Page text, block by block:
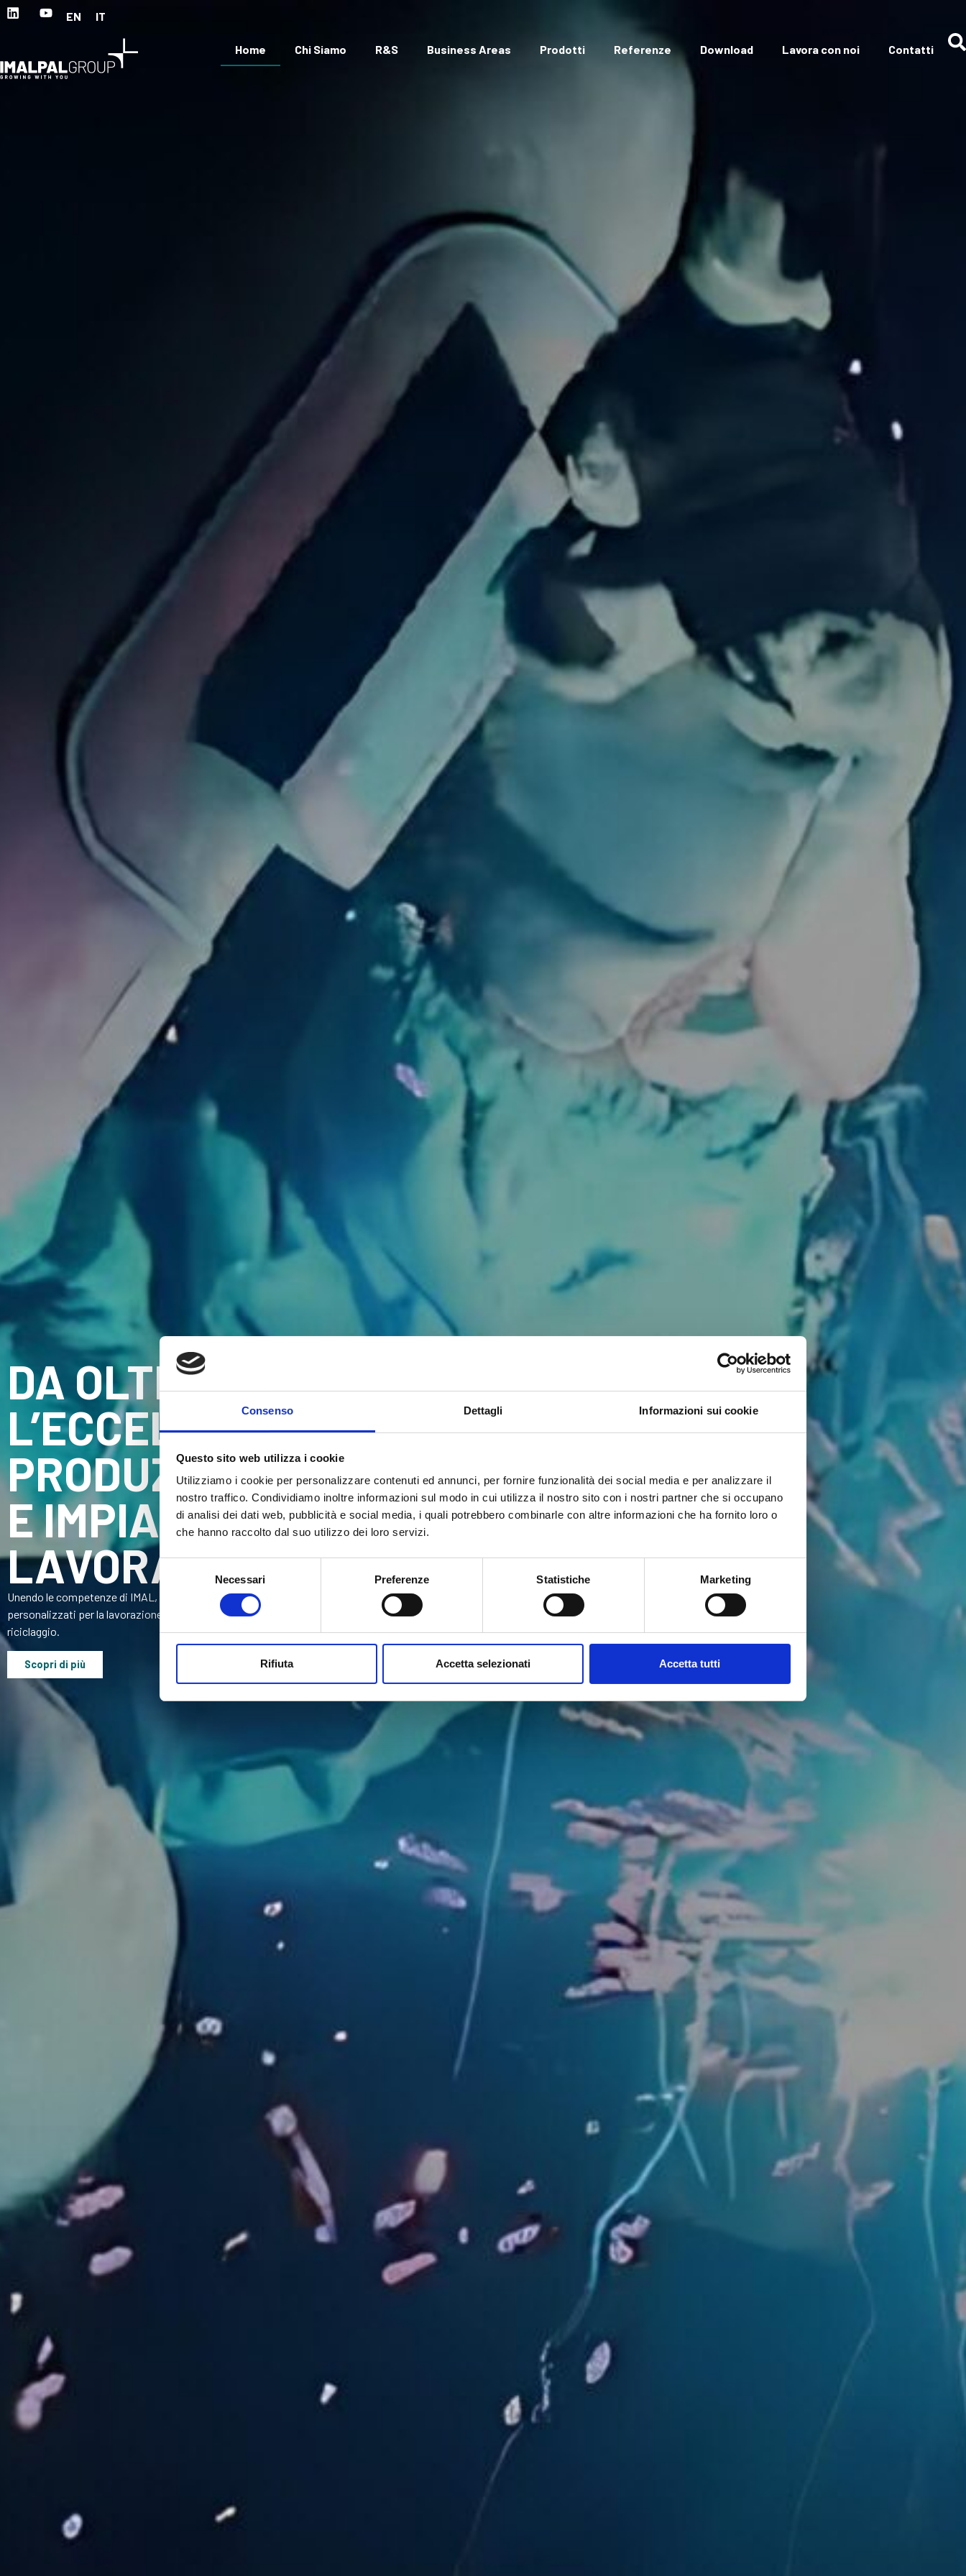
Consenso Dettagli Informazioni sui cookie
Questo sito web utilizza i cookie
Utilizziamo i cookie per personalizzare contenuti ed annunci, per fornire funzionalità dei social media e per analizzare il
nostro traffico. Condividiamo inoltre informazioni sul modo in cui utilizza il nostro sito con i nostri partner che si occupano
di analisi dei dati web, pubblicità e social media, i quali potrebbero combinarle con altre informazioni che ha fornito loro o
che hanno raccolto dal suo utilizzo dei loro servizi.
del
Necessari Preferenze Statistiche Marketing
Rifiuta Accetta selezionati Accetta tutti
EN IT
Home Chi Siamo R&S Business Areas Prodotti Referenze Download Lavora con noi Contatti
DA OLTRE 50 ANNI,
L’ECCELLENZA NELLA
PRODUZIONE DI MACCHINE
E IMPIANTI PER LA
LAVORAZIONE DEL LEGNO
Unendo le competenze di IMAL, PAL e GLOBUS, il Gruppo IMALPAL fornisce servizi di ingegneria, macchinari
personalizzati per la lavorazione del legno e impianti completi per le industrie dei pannelli a base di legno e del
riciclaggio.
Scopri di più